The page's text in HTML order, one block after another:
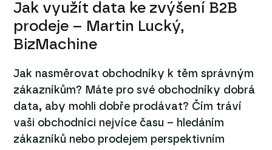
Jak využít data ke zvýšení B2B
prodeje – Martin Lucký,
BizMachine
Jak nasměrovat obchodníky k těm správným
zákazníkům? Máte pro své obchodníky dobrá
data, aby mohli dobře prodávat? Čím tráví
vaši obchodníci nejvíce času – hledáním
zákazníků nebo prodejem perspektivním